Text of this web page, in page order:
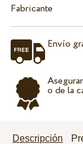
Fabricante
Envío
o de la
Descripción